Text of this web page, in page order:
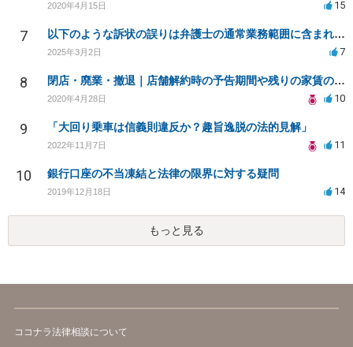
2020年4月15日 15
7 以下のような訴状の誤りは弁護士の通常業務範囲に含まれるか？
2025年3月2日 7
8 閉店・廃業・撤退｜店舗解約時の予告期間や残りの家賃の支払い（編集部投稿）
2020年4月28日 10
9 「大回り乗車は信義則違反か？趣旨逸脱の法的見解」
2022年11月7日 11
10 銀行口座の不当凍結と法律の限界に対する疑問
2019年12月18日 14
もっと見る
ココナラ法律相談について